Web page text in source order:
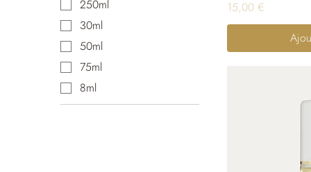
250ml
30ml
50ml
75ml
8ml
Prix
15,00 €